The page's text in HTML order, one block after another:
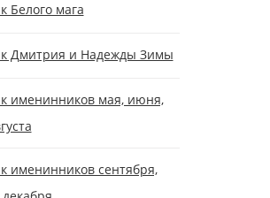
Белого мага
Дмитрия и Надежды Зимы
именинников мая, июня,
именинников сентября,